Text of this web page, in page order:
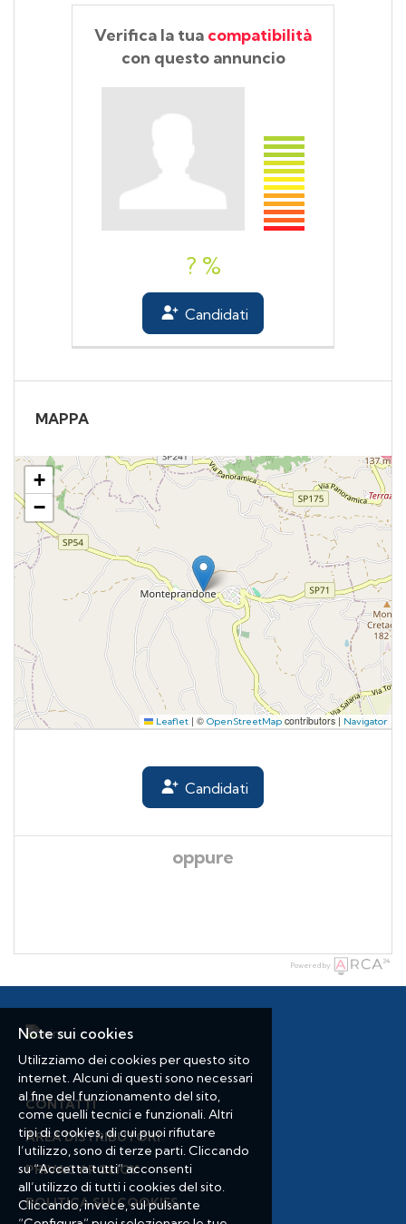
Verifica la tua compatibilità
con questo annuncio
? %
Candidati
MAPPA
+
−
Leaflet | © OpenStreetMapcontributors | Navigator
Candidati
oppure
Powered by
CONTATTI
AREA DISTRIBUTORI
PRIVACY POLICY
POLITICA SUI COOKIES
Note sui cookies
Utilizziamo dei cookies per questo sito
internet. Alcuni di questi sono necessari
al fine del funzionamento del sito,
come quelli tecnici e funzionali. Altri
tipi di cookies, di cui puoi rifiutare
l’utilizzo, sono di terze parti. Cliccando
su “Accetta tutti” acconsenti
all’utilizzo di tutti i cookies del sito.
Cliccando, invece, sul pulsante